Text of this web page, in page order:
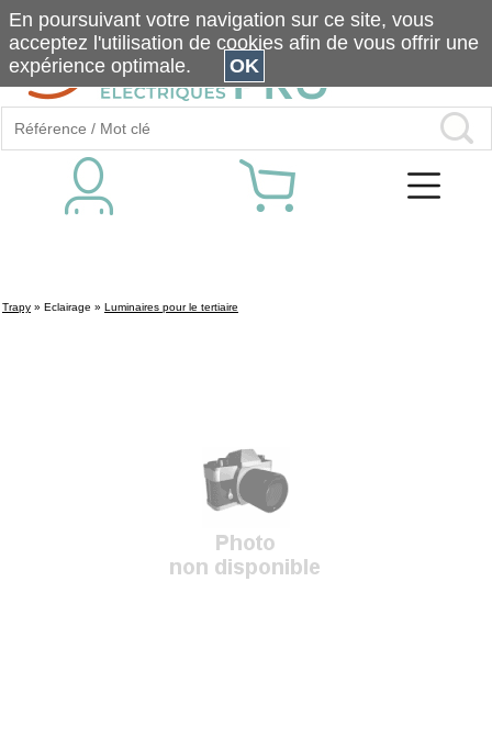
Trapy » Eclairage » Luminaires pour le tertiaire
En poursuivant votre navigation sur ce site, vous
acceptez l'utilisation de cookies afin de vous offrir une
expérience optimale.
OK